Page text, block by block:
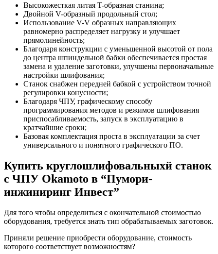
Высокожесткая литая T-образная станина;
Двойной V-образный продольный стол;
Использование V-V образных направляющих
равномерно распределяет нагрузку и улучшает
прямолинейность;
Благодаря конструкции с уменьшенной высотой от пола
до центра шпиндельной бабки обеспечивается простая
замена и удаление заготовки, улучшены первоначальные
настройки шлифования;
Станок снабжен передней бабкой с устройством точной
регулировки конусности;
Благодаря ЧПУ, графическому способу
программирования методов и режимов шлифования
приспосабливаемость, запуск в эксплуатацию в
кратчайшие сроки;
Базовая комплектация проста в эксплуатации за счет
универсального и понятного графического ПО.
Купить круглошлифовальныхй станок
с ЧПУ Okamoto в “Пумори-
инжиниринг Инвест”
Для того чтобы определиться с окончательной стоимостью
оборудования, требуется знать тип обрабатываемых заготовок.
Приняли решение приобрести оборудование, стоимость
которого соответствует возможностям?